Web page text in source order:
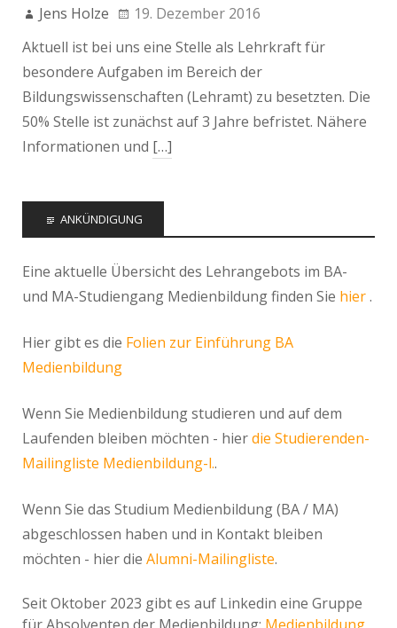
Jens Holze
19. Dezember 2016
Aktuell ist bei uns eine Stelle als Lehrkraft für
besondere Aufgaben im Bereich der
Bildungswissenschaften (Lehramt) zu besetzten. Die
50% Stelle ist zunächst auf 3 Jahre befristet. Nähere
Informationen und […]
ANKÜNDIGUNG
Eine aktuelle Übersicht des Lehrangebots im BA-
und MA-Studiengang Medienbildung finden Sie hier.
Hier gibt es die Folien zur Einführung BA
Medienbildung
Wenn Sie Medienbildung studieren und auf dem
Laufenden bleiben möchten - hierdie Studierenden-
Mailingliste Medienbildung-l..
Wenn Sie das Studium Medienbildung (BA / MA)
abgeschlossen haben und in Kontakt bleiben
möchten - hier die Alumni-Mailingliste.
Seit Oktober 2023 gibt es auf Linkedin eine Gruppe